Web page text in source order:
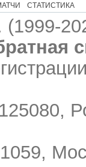
СТАТИСТИКА
(1999-